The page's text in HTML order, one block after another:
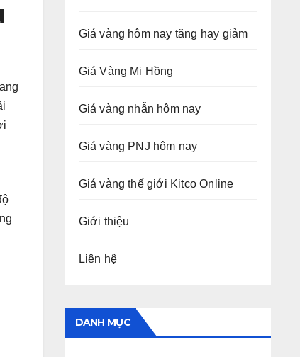
Giá vàng hôm nay tăng hay giảm
Giá Vàng Mi Hồng
Giá vàng nhẫn hôm nay
Giá vàng PNJ hôm nay
Giá vàng thế giới Kitco Online
Giới thiệu
Liên hệ
DANH MỤC